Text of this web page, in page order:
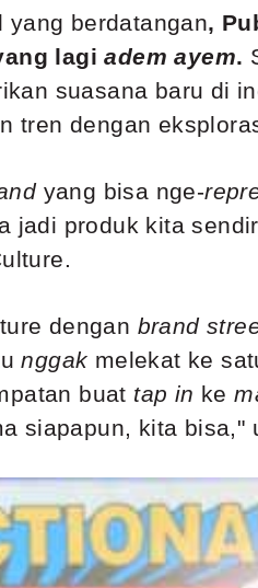
berdatangan,
lagiadem ayem.
suasana baru di
tren dengan
yang bisa nge-
jadi produk kita
dengan brand
nggak melekat ke
buat tap in ke
siapapun, kita bisa,"